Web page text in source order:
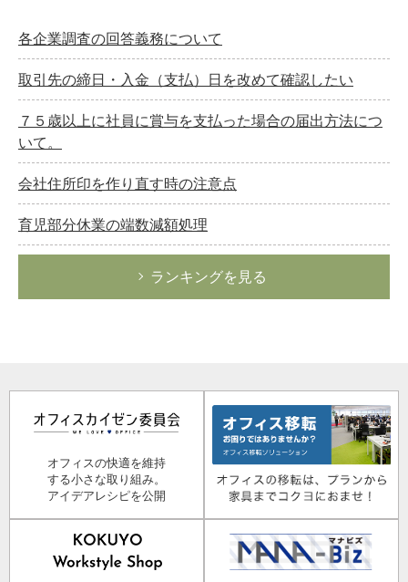
各企業調査の回答義務について
取引先の締日・入金（支払）日を改めて確認したい
７５歳以上に社員に賞与を支払った場合の届出方法につ
いて。
会社住所印を作り直す時の注意点
育児部分休業の端数減額処理
ランキングを見る
オフィスの快適を維持
する小さな取り組み。
アイデアレシピを公開